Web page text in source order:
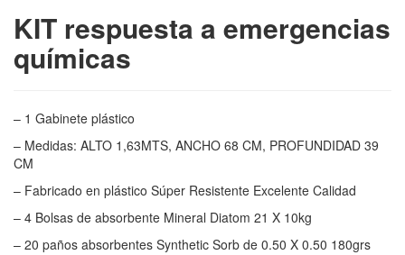
KIT respuesta a emergencias
químicas
– 1 Gabinete plástico
– Medidas: ALTO 1,63MTS, ANCHO 68 CM, PROFUNDIDAD 39
CM
– Fabricado en plástico Súper Resistente Excelente Calidad
– 4 Bolsas de absorbente Mineral Diatom 21 X 10kg
– 20 paños absorbentes Synthetic Sorb de 0.50 X 0.50 180grs